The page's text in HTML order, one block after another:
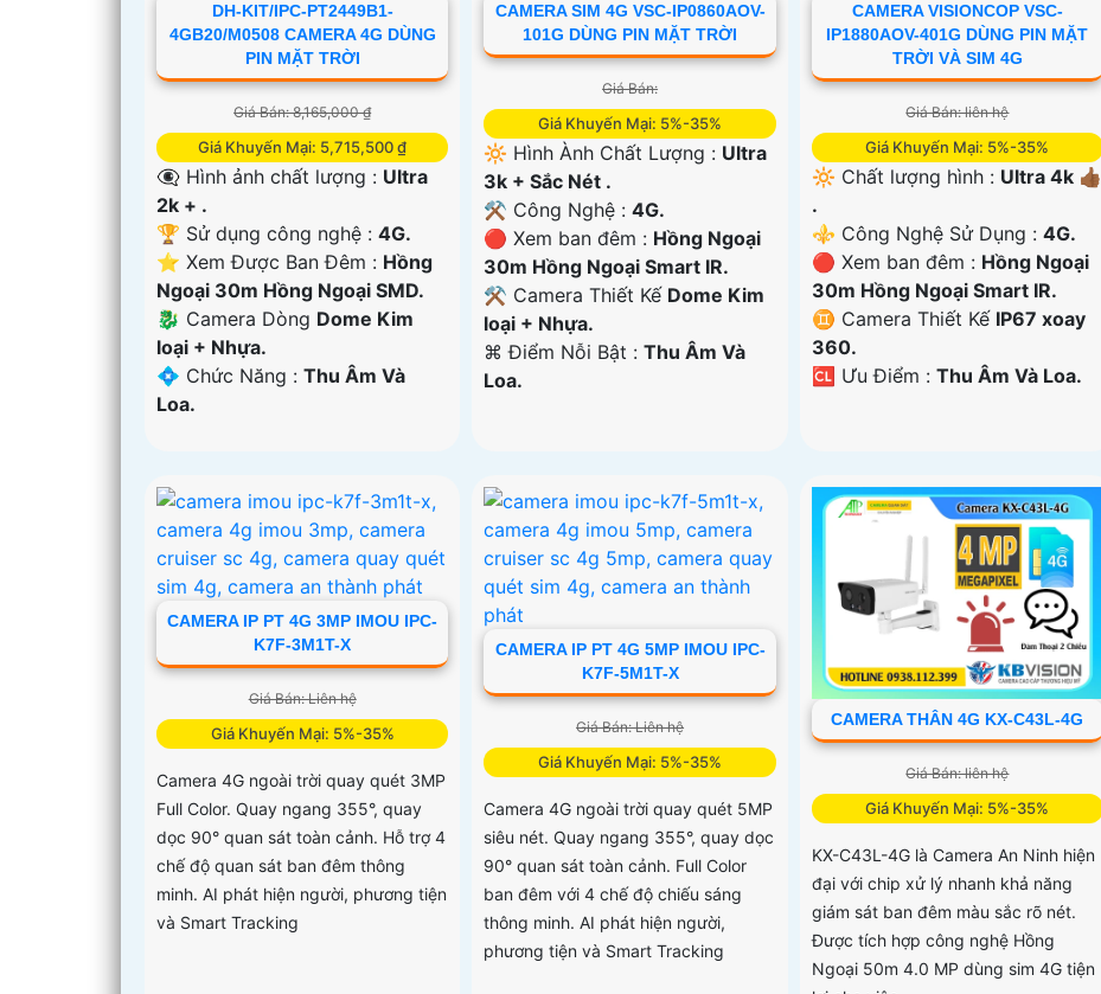
DH-KIT/IPC-PT2449B1-
4GB20/M0508 CAMERA 4G DÙNG
PIN MẶT TRỜI
Giá Bán: 8,165,000 ₫
Giá Khuyến Mại: 5,715,500 ₫
👁️‍🗨 Hình ảnh chất lượng : Ultra
2k + .
🏆 Sử dụng công nghệ : 4G.
⭐ Xem Được Ban Đêm : Hồng
Ngoại 30m Hồng Ngoại SMD.
🐉️ Camera Dòng Dome Kim
loại + Nhựa.
️💠 Chức Năng : Thu Âm Và
Loa.
CAMERA SIM 4G VSC-IP0860AOV-
101G DÙNG PIN MẶT TRỜI
Giá Bán:
Giá Khuyến Mại: 5%-35%
🔆 Hình Ành Chất Lượng : Ultra
3k + Sắc Nét .
⚒ Công Nghệ :4G.
🔴 Xem ban đêm : Hồng Ngoại
30m Hồng Ngoại Smart IR.
⚒ Camera Thiết Kế Dome Kim
loại + Nhựa.
️⌘ Điểm Nỗi Bật :Thu Âm Và
Loa.
CAMERA VISIONCOP VSC-
IP1880AOV-401G DÙNG PIN MẶT
TRỜI VÀ SIM 4G
Giá Bán: liên hệ
Giá Khuyến Mại: 5%-35%
🔆 Chất lượng hình : Ultra 4k 👍🏾
.
⚜️ Công Nghệ Sử Dụng : 4G.
🔴 Xem ban đêm : Hồng Ngoại
30m Hồng Ngoại Smart IR.
♊ Camera Thiết Kế IP67 xoay
360.
️🆑 Ưu Điểm : Thu Âm Và Loa.
CAMERA IP PT 4G 3MP IMOU IPC-
K7F-3M1T-X
Giá Bán: Liên hệ
Giá Khuyến Mại: 5%-35%
Camera 4G ngoài trời quay quét 3MP
Full Color. Quay ngang 355°, quay
dọc 90° quan sát toàn cảnh. Hỗ trợ 4
chế độ quan sát ban đêm thông
minh. AI phát hiện người, phương tiện
và Smart Tracking
CAMERA IP PT 4G 5MP IMOU IPC-
K7F-5M1T-X
Giá Bán: Liên hệ
Giá Khuyến Mại: 5%-35%
Camera 4G ngoài trời quay quét 5MP
siêu nét. Quay ngang 355°, quay dọc
90° quan sát toàn cảnh. Full Color
ban đêm với 4 chế độ chiếu sáng
thông minh. AI phát hiện người,
phương tiện và Smart Tracking
CAMERA THÂN 4G KX-C43L-4G
Giá Bán: liên hệ
Giá Khuyến Mại: 5%-35%
KX-C43L-4G là Camera An Ninh hiện
đại với chip xử lý nhanh khả năng
giám sát ban đêm màu sắc rõ nét.
Được tích hợp công nghệ Hồng
Ngoại 50m 4.0 MP dùng sim 4G tiện